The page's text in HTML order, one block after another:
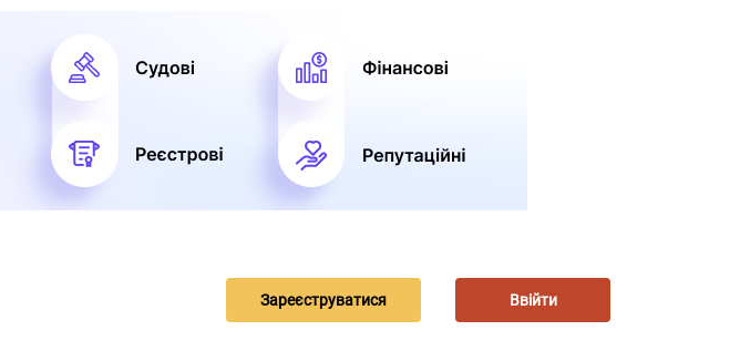
Зареєструватися Ввійти